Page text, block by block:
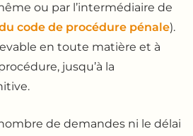
ou par l’intermédiaire de
code de procédure pénale).
en toute matière et à
jusqu’à la
de demandes ni le délai